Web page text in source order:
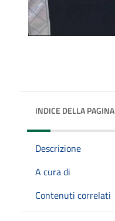
INDICE DELLA PAGINA
Descrizione
A cura di
Contenuti correlati